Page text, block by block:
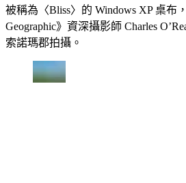
被稱為〈Bliss〉的 Windows XP 桌布
Geographic》資深攝影師 Charles
索諾瑪郡拍攝。